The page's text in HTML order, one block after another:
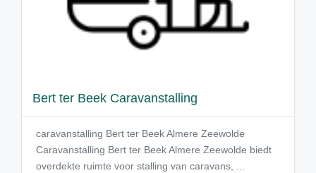
Bert ter Beek Caravanstalling
caravanstalling Bert ter Beek Almere Zeewolde
Caravanstalling Bert ter Beek Almere Zeewolde biedt
overdekte ruimte voor stalling van caravans, ...